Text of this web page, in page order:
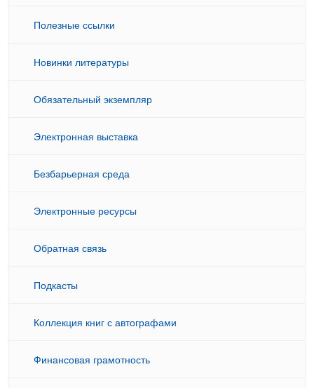
Полезные ссылки
Новинки литературы
Обязательный экземпляр
Электронная выставка
Безбарьерная среда
Электронные ресурсы
Обратная связь
Подкасты
Коллекция книг с автографами
Финансовая грамотность